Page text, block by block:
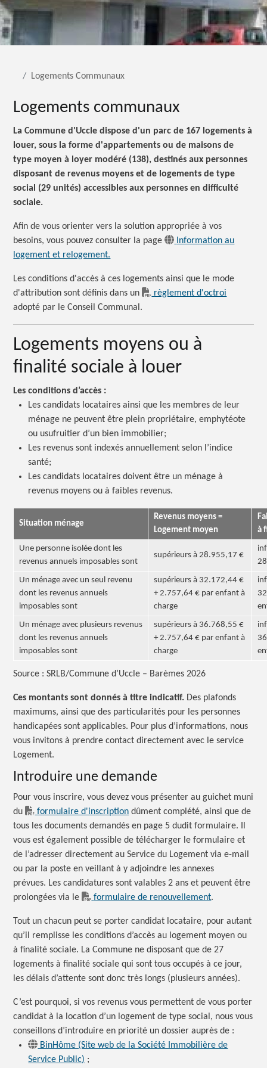
Logements Communaux
Logements communaux
La Commune d'Uccle dispose d'un parc de 167 logements à
louer, sous la forme d'appartements ou de maisons de
type moyen à loyer modéré (138), destinés aux personnes
disposant de revenus moyens et de logements de type
social (29 unités) accessibles aux personnes en difficulté
sociale.
Afin de vous orienter vers la solution appropriée à vos
besoins, vous pouvez consulter la page
Information au
logement et relogement.
Les conditions d'accès à ces logements ainsi que le mode
d'attribution sont définis dans un
règlement d'octroi
adopté par le Conseil Communal.
Logements moyens ou à
finalité sociale à louer
Les conditions d’accès :
Les candidats locataires ainsi que les membres de leur
ménage ne peuvent être plein propriétaire, emphytéote
ou usufruitier d’un bien immobilier;
Les revenus sont indexés annuellement selon l’indice
santé;
Les candidats locataires doivent être un ménage à
revenus moyens ou à faibles revenus.
Situation ménage
Revenus moyens =
Logement moyen
à
Une personne isolée dont les
revenus annuels imposables sont
supérieurs à 28.955,17 €
Un ménage avec un seul revenu
dont les revenus annuels
imposables sont
supérieurs à 32.172,44 €
+ 2.757,64 € par enfant à
charge
Un ménage avec plusieurs revenus
dont les revenus annuels
imposables sont
supérieurs à 36.768,55 €
+ 2.757,64 € par enfant à
charge
Source : SRLB/Commune d’Uccle – Barèmes 2026
Ces montants sont donnés à titre indicatif. Des plafonds
maximums, ainsi que des particularités pour les personnes
handicapées sont applicables. Pour plus d’informations, nous
vous invitons à prendre contact directement avec le service
Logement.
Introduire une demande
Pour vous inscrire, vous devez vous présenter au guichet muni
du
formulaire d'inscription dûment complété, ainsi que de
tous les documents demandés en page 5 dudit formulaire. Il
vous est également possible de télécharger le formulaire et
de l’adresser directement au Service du Logement via e-mail
ou par la poste en veillant à y adjoindre les annexes
prévues. Les candidatures sont valables 2 ans et peuvent être
prolongées via le
formulaire de renouvellement.
Tout un chacun peut se porter candidat locataire, pour autant
qu’il remplisse les conditions d’accès au logement moyen ou
à finalité sociale. La Commune ne disposant que de 27
logements à finalité sociale qui sont tous occupés à ce jour,
les délais d’attente sont donc très longs (plusieurs années).
C’est pourquoi, si vos revenus vous permettent de vous porter
candidat à la location d’un logement de type social, nous vous
conseillons d’introduire en priorité un dossier auprèsde :
BinHôme (Site web de la Société Immobilière de
Service Public) ;